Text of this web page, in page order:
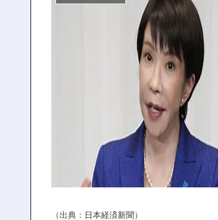
（出典： 日本経済新聞 ）